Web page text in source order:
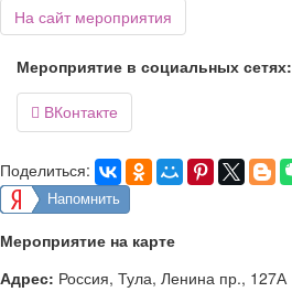
На сайт мероприятия
Мероприятие в социальных сетях:
 ВКонтакте
Поделиться:
Напомнить
Мероприятие на карте
Адрес: Россия, Тула, Ленина пр., 127А